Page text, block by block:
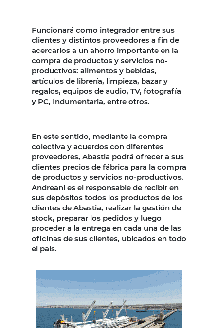
Funcionará como integrador entre sus
clientes y distintos proveedores a fin de
acercarlos a un ahorro importante en la
compra de productos y servicios no-
productivos: alimentos y bebidas,
artículos de librería, limpieza, bazar y
regalos, equipos de audio, TV, fotografía
y PC, Indumentaria, entre otros.
En este sentido, mediante la compra
colectiva y acuerdos con diferentes
proveedores, Abastia podrá ofrecer a sus
clientes precios de fábrica para la compra
de productos y servicios no-productivos.
Andreani es el responsable de recibir en
sus depósitos todos los productos de los
clientes de Abastia, realizar la gestión de
stock, preparar los pedidos y luego
proceder a la entrega en cada una de las
oficinas de sus clientes, ubicados en todo
el país.